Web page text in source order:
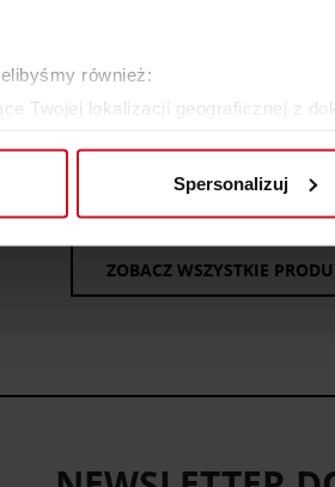
również:
Twojej lokalizacji geograficznej z
jak Twoje osobiste dane są
treści i reklam, aby
Spersonalizuj
ALAVUS SH
ZOBACZ WSZYSTKIE